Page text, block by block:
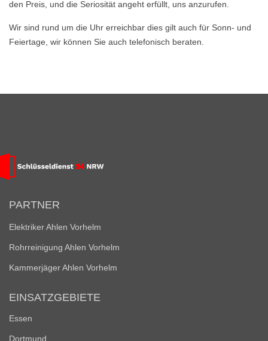
den Preis, und die Seriosität angeht erfüllt, uns anzurufen.
Wir sind rund um die Uhr erreichbar dies gilt auch für Sonn- und
Feiertage, wir können Sie auch telefonisch beraten.
PARTNER
Elektriker Ahlen Vorhelm
Rohrreinigung Ahlen Vorhelm
Kammerjäger Ahlen Vorhelm
EINSATZGEBIETE
Essen
Dortmund